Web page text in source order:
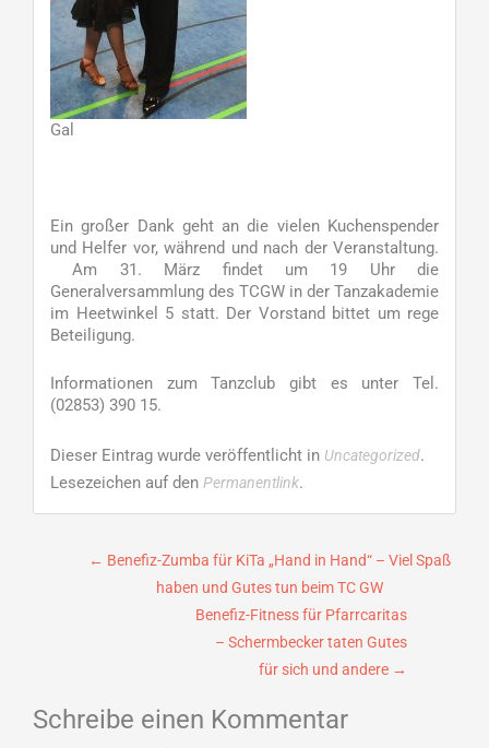
Gal
Ein großer Dank geht an die vielen Kuchenspender
und Helfer vor, während und nach der Veranstaltung.
Am 31. März findet um 19 Uhr die
Generalversammlung des TCGW in der Tanzakademie
im Heetwinkel 5 statt. Der Vorstand bittet um rege
Beteiligung.
Informationen zum Tanzclub gibt es unter Tel.
(02853) 390 15.
Dieser Eintrag wurde veröffentlicht in Uncategorized.
Lesezeichen auf den Permanentlink.
Beitragsnavigation
← Benefiz-Zumba für KiTa „Hand in Hand“ – Viel Spaß
haben und Gutes tun beim TC GW
Benefiz-Fitness für Pfarrcaritas
– Schermbecker taten Gutes
für sich und andere →
Schreibe einen Kommentar